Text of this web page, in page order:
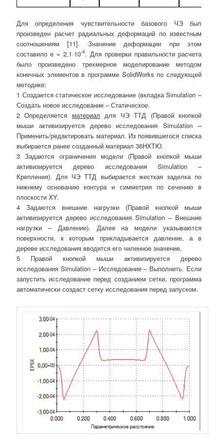
Для определения чувствительности базового ЧЭ был
произведен расчет радиальных деформаций по известным
соотношениям [11]. Значение деформации при этом
составилое = 2,1·10-4. Для проверки правильности расчета
было произведено трехмерное моделирование методом
конечных элементов в программе SolidWorks по следующей
методике:
1 Создается статическое исследование (вкладка Simulation –
Создать новое исследование – Статическое.
2 Определяется материал для ЧЭ ТТД (Правой кнопкой
мыши активизируется дерево исследования Simulation –
Применить/редактировать материал. Из появившегося списка
выбирается ранее созданный материал 36НХТЮ.
3 Задаются ограничения модели (Правой кнопкой мыши
активизируется дерево исследования Simulation –
Крепления). Для ЧЭ ТТД выбирается жесткая заделка по
нижнему основанию контура и симметрия по сечению в
плоскости XY.
4 Задаются внешние нагрузки (Правой кнопкой мыши
активизируется дерево исследования Simulation – Внешние
нагрузки – Давление). Далее на модели указываются
поверхности, к которым прикладывается давление, а в
дереве исследования вводится его чиленное значение.
5 Правой кнопкой мыши активизируется дерево
исследования Simulation – Исследование – Выполнить. Если
запустить исследование перед созданием сетки, программа
автоматически создаст сетку исследования перед запуском.